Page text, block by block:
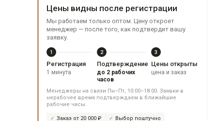
Цены видны после регистрации
Мы работаем только оптом. Цену откроет
менеджер — после того, как подтвердит вашу
заявку.
1
Регистрация
1 минута
2
Подтверждение
до 2 рабочих
часов
3
Цены открыты
цена и заказ
Менеджеры на связи Пн–Пт, 10:00–18:00. Заявки в
нерабочее время подтверждаем в ближайшие
рабочие часы.
Заказ от 20 000 ₽
Выбор поштучно